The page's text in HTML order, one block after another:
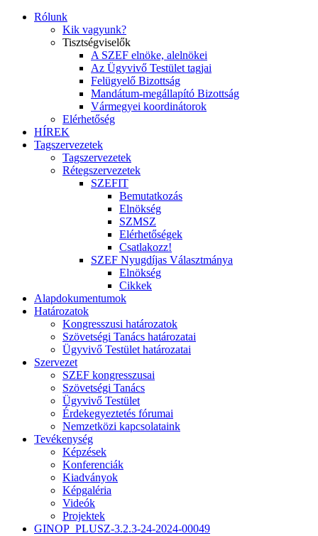
Rólunk
Kik vagyunk?
Tisztségviselők
A SZEF elnöke, alelnökei
Az Ügyvivő Testület tagjai
Felügyelő Bizottság
Mandátum-megállapító Bizottság
Vármegyei koordinátorok
Elérhetőség
HÍREK
Tagszervezetek
Tagszervezetek
Rétegszervezetek
SZEFIT
Bemutatkozás
Elnökség
SZMSZ
Elérhetőségek
Csatlakozz!
SZEF Nyugdíjas Választmánya
Elnökség
Cikkek
Alapdokumentumok
Határozatok
Kongresszusi határozatok
Szövetségi Tanács határozatai
Ügyvivő Testület határozatai
Szervezet
SZEF kongresszusai
Szövetségi Tanács
Ügyvivő Testület
Érdekegyeztetés fórumai
Nemzetközi kapcsolataink
Tevékenység
Képzések
Konferenciák
Kiadványok
Képgaléria
Videók
Projektek
GINOP_PLUSZ-3.2.3-24-2024-00049